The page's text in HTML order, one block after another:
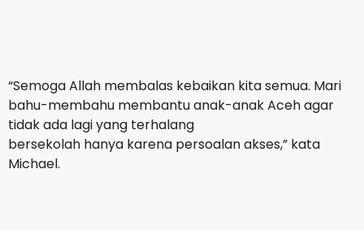
“Semoga Allah membalas kebaikan kita semua. Mari
bahu-membahu membantu anak-anak Aceh agar
tidak ada lagi yang terhalang
bersekolah hanya karena persoalan akses,” kata
Michael.